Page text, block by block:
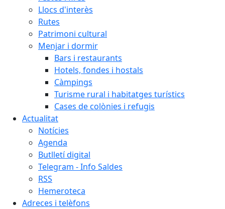
Llocs d'interès
Rutes
Patrimoni cultural
Menjar i dormir
Bars i restaurants
Hotels, fondes i hostals
Càmpings
Turisme rural i habitatges turístics
Cases de colònies i refugis
Actualitat
Notícies
Agenda
Butlletí digital
Telegram - Info Saldes
RSS
Hemeroteca
Adreces i telèfons